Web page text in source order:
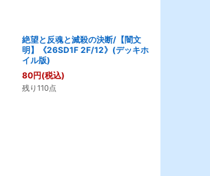
絶望と反魂と滅殺の決断/【闇文
明】《26SD1F 2F/12》(デッキホ
イル版)
80円(税込)
残り110点